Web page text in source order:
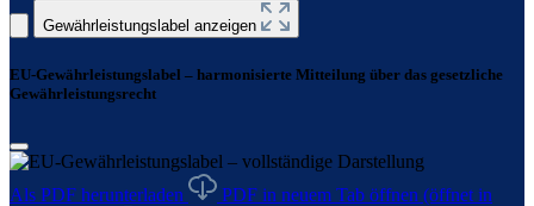
Gewährleistungslabel anzeigen
EU-Gewährleistungslabel – harmonisierte Mitteilung über das gesetzliche
Gewährleistungsrecht
Als PDF herunterladen PDF in neuem Tab öffnen (öffnet in